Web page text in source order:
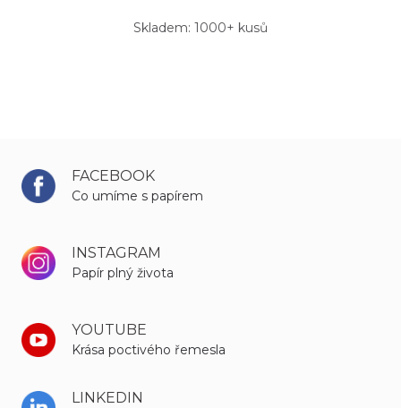
Skladem: 1000+ kusů
FACEBOOK
Co umíme s papírem
INSTAGRAM
Papír plný života
YOUTUBE
Krása poctivého řemesla
LINKEDIN